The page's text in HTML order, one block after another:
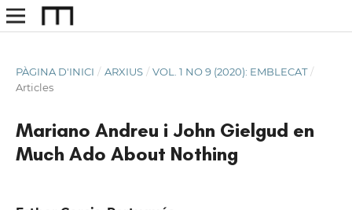
PÀGINA D'INICI / ARXIUS / VOL. 1 NO 9 (2020): EMBLECAT /
Articles
Mariano Andreu i John Gielgud en
Much Ado About Nothing